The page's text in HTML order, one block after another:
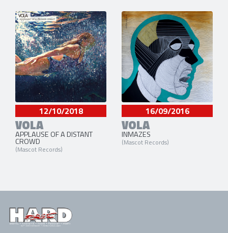
12/10/2018
VOLA
APPLAUSE OF A DISTANT
CROWD
(Mascot Records)
16/09/2016
VOLA
INMAZES
(Mascot Records)